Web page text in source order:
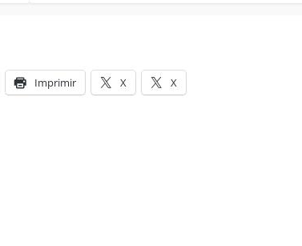
Imprimir X X